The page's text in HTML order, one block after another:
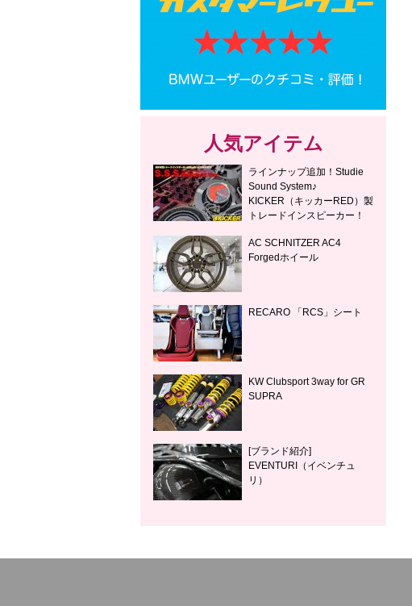
人気アイテム
ラインナップ追加！Studie
Sound System♪
KICKER（キッカーRED）製
トレードインスピーカー！
AC SCHNITZER AC4
Forgedホイール
RECARO 「RCS」シート
KW Clubsport 3way for GR
SUPRA
[ブランド紹介]
EVENTURI（イベンチュ
リ）